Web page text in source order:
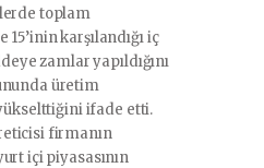
toplam
karşılandığı iç
zamlar yapıldığını
üretim
ifade etti.
firmanın
içi piyasasının